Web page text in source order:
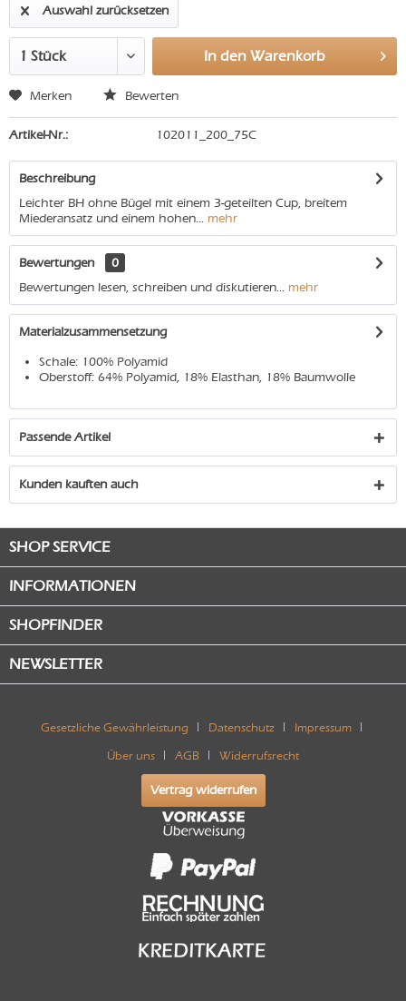
Auswahl zurücksetzen
In den Warenkorb
Merken Bewerten
Artikel-Nr.: 102011_200_75C
Beschreibung
Leichter BH ohne Bügel mit einem 3-geteilten Cup, breitem
Miederansatz und einem hohen... mehr
Bewertungen
0
Bewertungen lesen, schreiben und diskutieren... mehr
Materialzusammensetzung
Schale: 100% Polyamid
Oberstoff: 64% Polyamid, 18% Elasthan, 18% Baumwolle
Passende Artikel
Kunden kauften auch
SHOP SERVICE
INFORMATIONEN
SHOPFINDER
NEWSLETTER
Gesetzliche Gewährleistung Datenschutz Impressum
Über uns AGB Widerrufsrecht
Vertrag widerrufen